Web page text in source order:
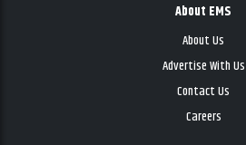
About EMS
About Us
Advertise With Us
Contact Us
Careers